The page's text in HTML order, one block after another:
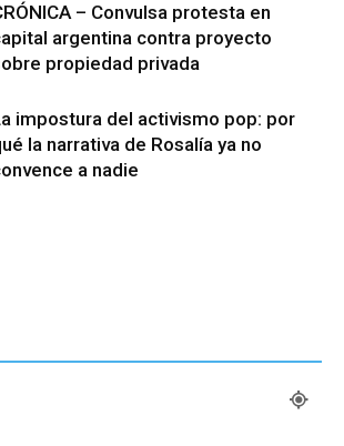
– Convulsa protesta en
argentina contra proyecto
propiedad privada
impostura del activismo pop: por
la narrativa de Rosalía ya no
a nadie